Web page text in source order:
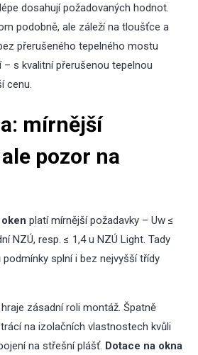
dosahují požadovaných hodnot.
podobně, ale záleží na tloušťce a
přerušeného tepelného mostu
s kvalitní přerušenou tepelnou
cenu.
mírnější
pozor na
platí mírnější požadavky – Uw ≤
NZÚ, resp. ≤ 1,4 u NZÚ Light. Tady
splní i bez nejvyšší třídy
zásadní roli montáž. Špatně
na izolačních vlastnostech kvůli
na střešní plášť. Dotace na okna